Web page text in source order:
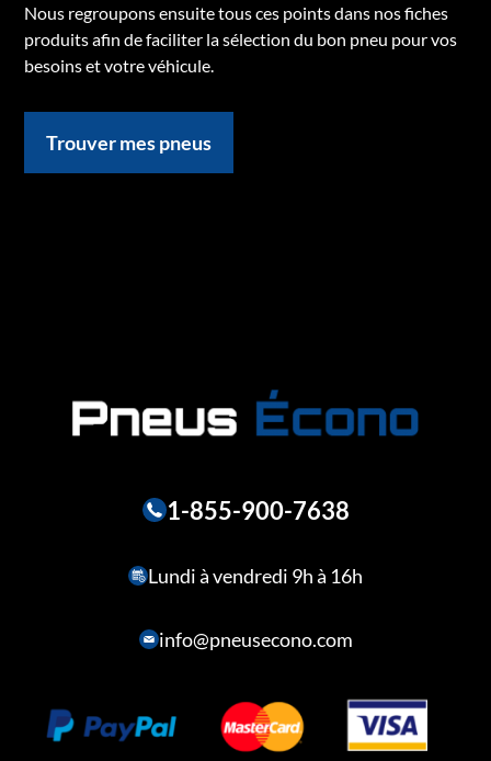
Nous regroupons ensuite tous ces points dans nos fiches
produits afin de faciliter la sélection du bon pneu pour vos
besoins et votre véhicule.
Trouver mes pneus
1-855-900-7638
Lundi à vendredi 9h à 16h
info@pneusecono.com